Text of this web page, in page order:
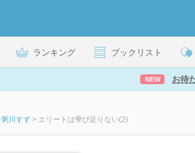
ランキング ブックリスト
NEW お待
粥川すず > エリートは學び足りない(2)